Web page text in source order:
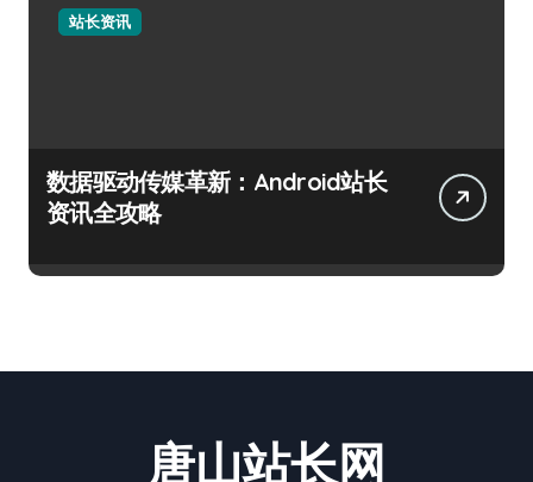
站长资讯
数据驱动传媒革新：Android站长
资讯全攻略
唐山站长网